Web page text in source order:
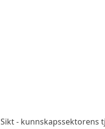
Sikt - kunnskapssektorens